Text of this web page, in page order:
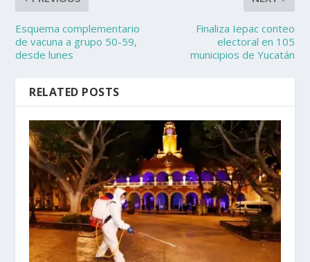
Esquema complementario
de vacuna a grupo 50-59,
desde lunes
Finaliza Iepac conteo
electoral en 105
municipios de Yucatán
RELATED POSTS